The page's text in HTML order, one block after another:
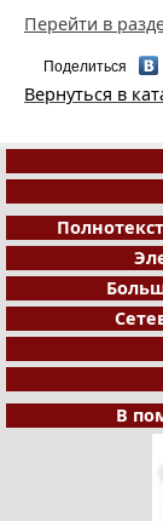
Перейти в
Поделиться
Вернуться в
В